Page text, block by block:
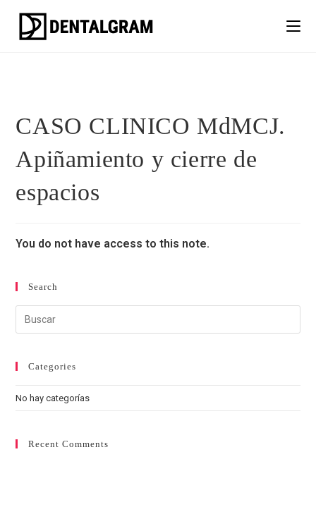
CASO CLINICO MdMCJ.
Apiñamiento y cierre de
espacios
You do not have access to this note.
Search
Categories
No hay categorías
Recent Comments